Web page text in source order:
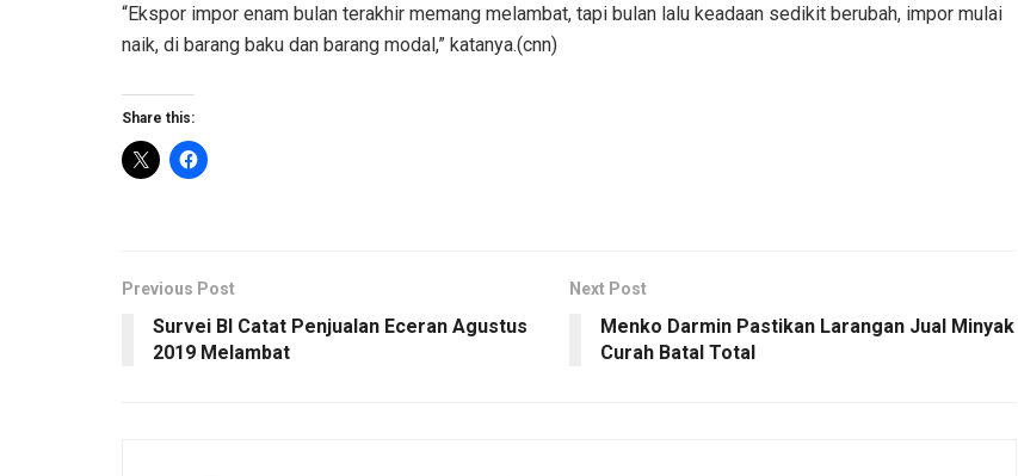
“Ekspor impor enam bulan terakhir memang melambat, tapi bulan lalu keadaan sedikit berubah, impor mulai
naik, di barang baku dan barang modal,” katanya.(cnn)
Share this:
Previous Post
Survei BI Catat Penjualan Eceran Agustus
2019 Melambat
Next Post
Menko Darmin Pastikan Larangan Jual Minyak
Curah Batal Total